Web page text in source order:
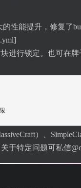
性能提升，修复了
行锁定。也可在牌
）、
特定问题可私信